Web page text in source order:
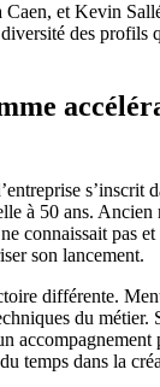
Caen, et Kevin
des profils
s’inscrit
à 50 ans. Ancien
connaissait pas
son lancement.
différente.
du métier.
accompagnement
temps dans la